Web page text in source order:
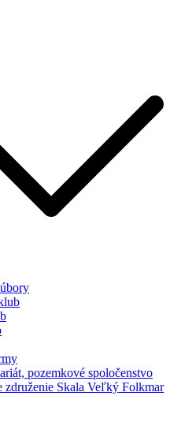
pozemkové spoločenstvo
združenie Skala Veľký Folkmar